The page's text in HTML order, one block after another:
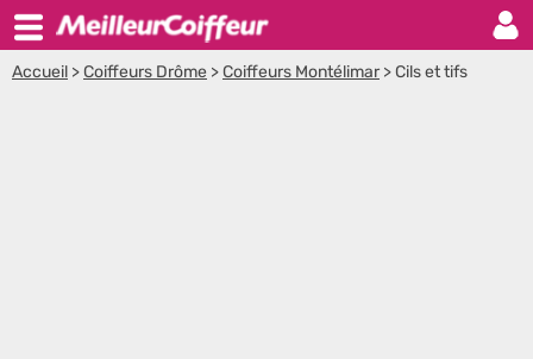
Accueil >Coiffeurs Drôme >Coiffeurs Montélimar >Cils et tifs